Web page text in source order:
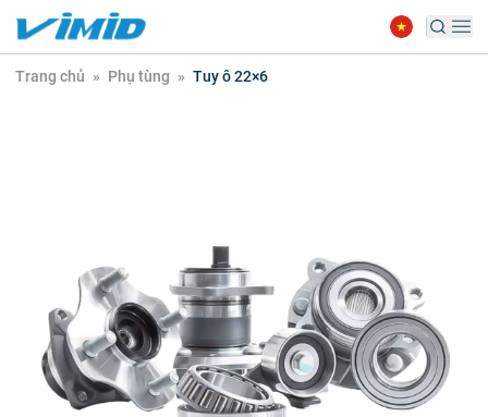
Trang chủ » Phụ tùng » Tuy ô 22×6